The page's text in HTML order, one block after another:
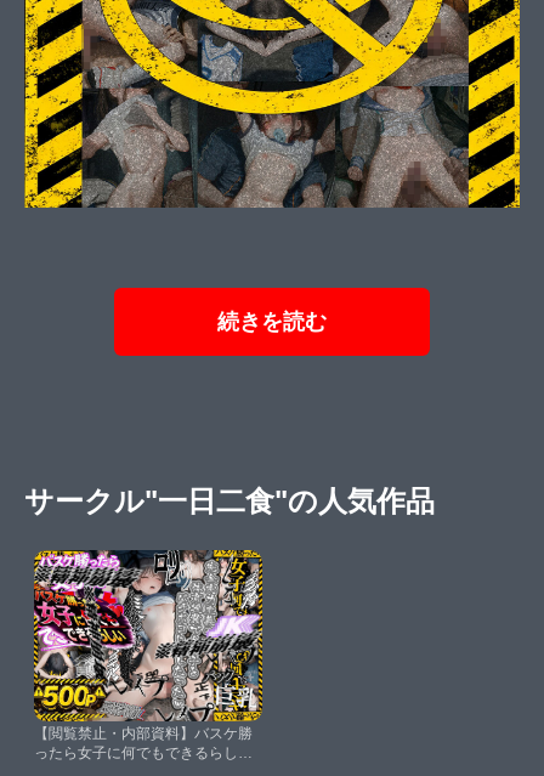
続きを読む
サークル"一日二食"の人気作品
【閲覧禁止・内部資料】バスケ勝
ったら女子に何でもできるらし